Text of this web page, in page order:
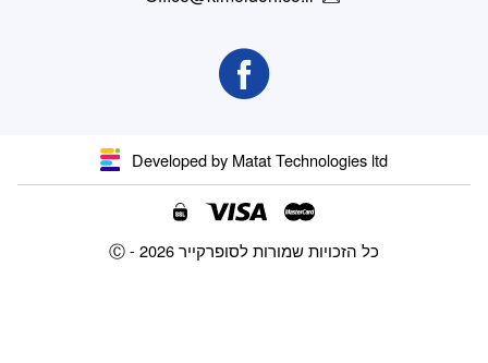
Developed by Matat Technologies ltd
Ⓒ - כל הזכויות שמורות לסופרקייר 2026